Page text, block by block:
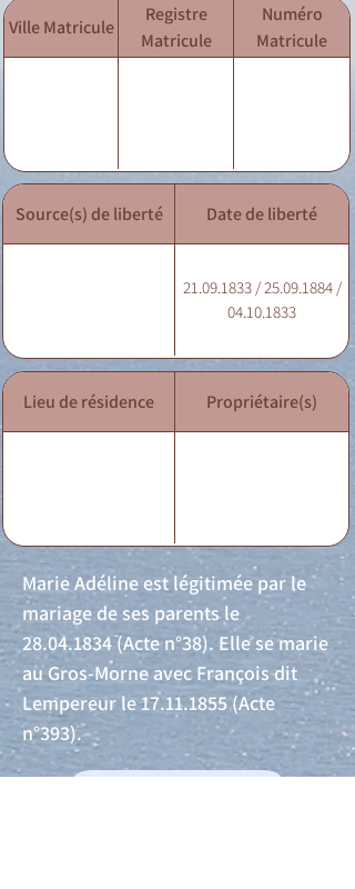
Ville Matricule
Registre
Matricule
Numéro
Matricule
Source(s) de liberté Date de liberté
21.09.1833 / 25.09.1884 /
04.10.1833
Lieu de résidence Propriétaire(s)
Marie Adéline est légitimée par le
mariage de ses parents le
28.04.1834(Acte n°38). Elle se marie
au Gros-Morne avec François dit
Lempereur le17.11.1855(Acte
n°393).